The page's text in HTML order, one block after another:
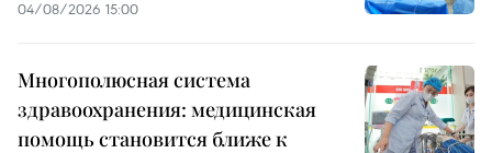
04/08/2026 15:00
Многополюсная система
здравоохранения: медицинская
помощь становится ближе к